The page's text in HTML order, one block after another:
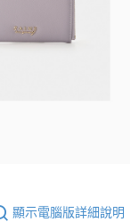
顯示電腦版詳細說明